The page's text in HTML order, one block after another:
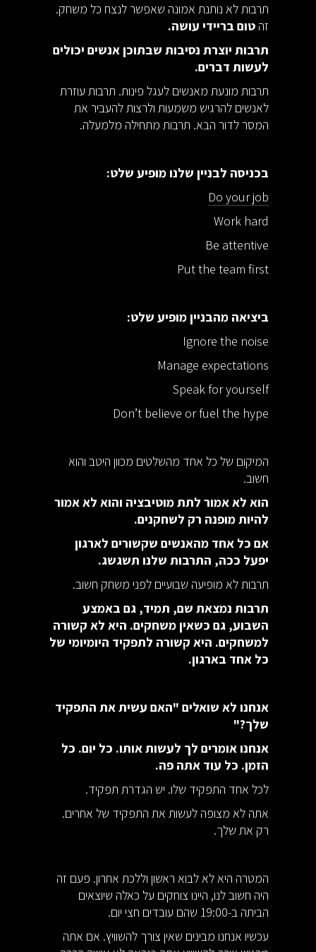
תרבות לא נותנת אמונה שאפשר לנצח כל משחק.
זהטום בריידי עושה.
תרבות יוצרת נסיבות שבתוכן אנשים יכולים
לעשות דברים.
תרבות מונעת מאנשים לעגל פינות. תרבות עוזרת
לאנשים להרגיש משמעות ולרצות להעביר את
המסר לדור הבא. תרבות מתחילה מלמעלה.
בכניסה לבניין שלנו מופיע שלט:
Do your job
Work hard
Be attentive
Put the team first
ביציאה מהבניין מופיע שלט:
Ignore the noise
Manage expectations
Speak for yourself
Don’t believe or fuel the hype
המיקום של כל אחד מהשלטים מכוון היטב והוא
חשוב.
הוא לא אמור לתת מוטיבציה והוא לא אמור
להיות מופנה רק לשחקנים.
אם כל אחד מהאנשים שקשורים לארגון
יפעל ככה, התרבות שלנו תשגשג.
תרבות לא מופיעה שבועיים לפני משחק חשוב.
תרבות נמצאת שם, תמיד, גם באמצע
השבוע, גם כשאין משחקים. היא לא קשורה
למשחקים. היא קשורה לתפקיד היומיומי של
כל אחד בארגון.
אנחנו לא שואלים "האם עשית את התפקיד
שלך?"
אנחנו אומרים לך לעשות אותו. כל יום. כל
הזמן. כל עוד אתה פה.
לכל אחד התפקיד שלו. יש הגדרת תפקיד.
אתה לא מצופה לעשות את התפקיד של אחרים.
רק את שלך.
המטרה היא לא לבוא ראשון וללכת אחרון. פעם זה
היה חשוב לנו, היינו צוחקים על כאלה שיוצאים
הביתה ב-19:00 שהם עובדים חצי יום.
עכשיו אנחנו מבינים שאין צורך להשוויץ. אם אתה